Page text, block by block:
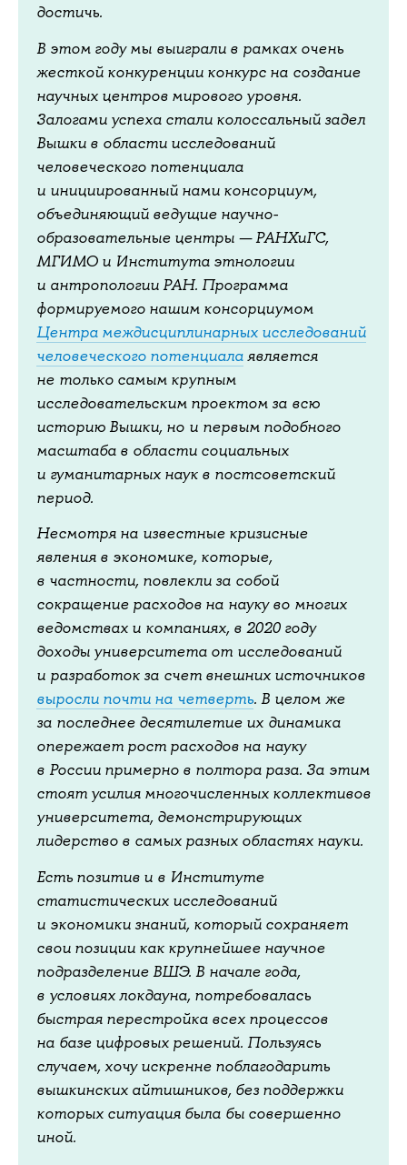
достичь.
В этом году мы выиграли в рамках очень
жесткой конкуренции конкурс на создание
научных центров мирового уровня.
Залогами успеха стали колоссальный задел
Вышки в области исследований
человеческого потенциала
и инициированный нами консорциум,
объединяющий ведущие научно-
образовательные центры — РАНХиГС,
МГИМО и Института этнологии
и антропологии РАН. Программа
формируемого нашим консорциумом
Центра междисциплинарных исследований
человеческого потенциалаявляется
не только самым крупным
исследовательским проектом за всю
историю Вышки, но и первым подобного
масштаба в области социальных
и гуманитарных наук в постсоветский
период.
Несмотря на известные кризисные
явления в экономике, которые,
в частности, повлекли за собой
сокращение расходов на науку во многих
ведомствах и компаниях, в 2020 году
доходы университета от исследований
и разработок за счет внешних источников
выросли почти на четверть. В целом же
за последнее десятилетие их динамика
опережает рост расходов на науку
в России примерно в полтора раза. За этим
стоят усилия многочисленных коллективов
университета, демонстрирующих
лидерство в самых разных областях науки.
Есть позитив и в Институте
статистических исследований
и экономики знаний, который сохраняет
свои позиции как крупнейшее научное
подразделение ВШЭ. В начале года,
в условиях локдауна, потребовалась
быстрая перестройка всех процессов
на базе цифровых решений. Пользуясь
случаем, хочу искренне поблагодарить
вышкинских айтишников, без поддержки
которых ситуация была бы совершенно
иной.